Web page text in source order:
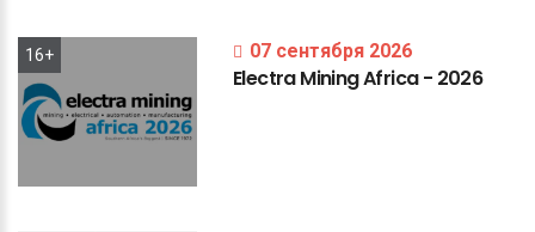
16+ 07 сентября 2026
ElectraMiningAfrica- 2026